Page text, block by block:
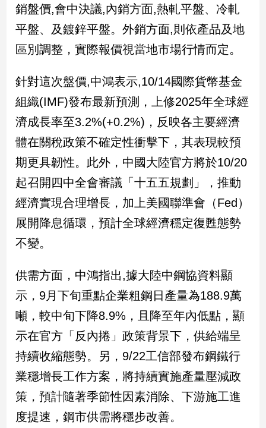
民
國
會
點
觀
點
兩
國
際
社
會/
地
新
病
毒
專
區
南
台
灣
銷盤價,會中決議,內銷方面,熱軋平盤、冷軋
平盤、及鍍鋅平盤。外銷方面,則依產品及地
區別調整，實際報價視當地市場行情而定。
針對這次盤價,中鴻表示,10/14國際貨幣基金
組織(IMF)發布最新預測，上修2025年全球經
濟成長率至3.2%(+0.2%)，反映各主要經濟
體在關稅政策不確定性衝擊下，其表現較預
期更具韌性。此外，中國大陸官方將於10/20
起召開四中全會審議「十五五規劃」，推動
經濟實現合理增長，加上美國聯準會（Fed）
展開降息循環，預計全球經濟穩定復甦態勢
不變。
供需方面，中鴻指出,據大陸中鋼協資料顯
示，9月下旬重點企業粗鋼日產量為188.9萬
噸，較中旬下降8.9%，且降至年內低點，顯
示在官方「反內捲」政策背景下，供給端呈
持續收縮態勢。另，9/22工信部發布鋼鐵行
業穩增長工作方案，將持續實施產量壓減政
策，預計隨著季節性因素消除、下游施工進
度提速，鋼市供需將穩步改善。